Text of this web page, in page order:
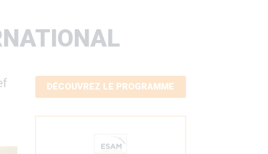
DÉCOUVREZ LE PROGRAMME